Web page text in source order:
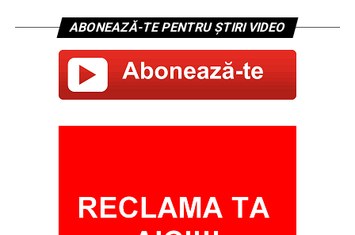
ABONEAZĂ-TE PENTRU ȘTIRI VIDEO